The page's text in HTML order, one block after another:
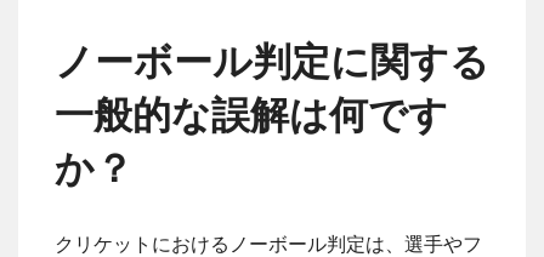
ノーボール判定に関する
一般的な誤解は何です
か？
クリケットにおけるノーボール判定は、選手やフ